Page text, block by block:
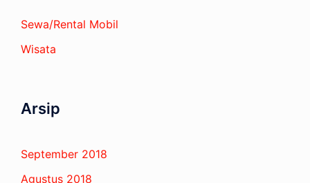
Sewa/Rental Mobil
Wisata
Arsip
September 2018
Agustus 2018